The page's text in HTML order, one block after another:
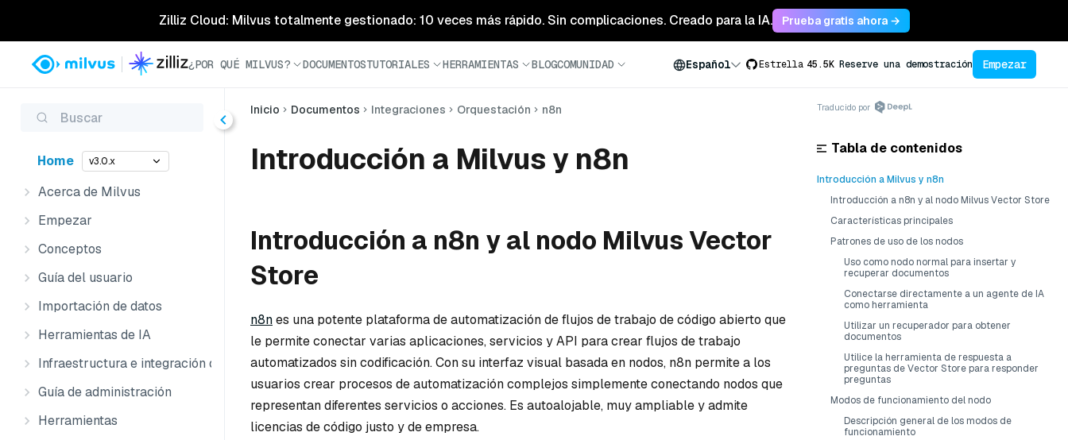
Zilliz Cloud: Milvus totalmente gestionado: 10 veces más rápido. Sin complicaciones. Creado para la IA. Prueba gratis ahora →
¿POR QUÉ MILVUS? DOCUMENTOSTUTORIALES HERRAMIENTAS BLOGCOMUNIDAD Español Estrella 45.5K Reserve una demostración Empezar
Buscar
Home v3.0.x
Acerca de Milvus
Empezar
Conceptos
Guía del usuario
Importación de datos
Herramientas de IA
Infraestructura e integración de datos
Guía de administración
Herramientas
Inicio Documentos Integraciones Orquestación n8n
Introducción a Milvus y n8n
Introducción a n8n y al nodo Milvus Vector
Store
n8nes una potente plataforma de automatización de flujos de trabajo de código abierto que
le permite conectar varias aplicaciones, servicios y API para crear flujos de trabajo
automatizados sin codificación. Con su interfaz visual basada en nodos, n8n permite a los
usuarios crear procesos de automatización complejos simplemente conectando nodos que
representan diferentes servicios o acciones. Es autoalojable, muy ampliable y admite
licencias de código justo y de empresa.
Traducido por
Tabla de contenidos
Introducción a Milvus y n8n
Introducción a n8n y al nodo Milvus Vector Store
Características principales
Patrones de uso de los nodos
Uso como nodo normal para insertar y
recuperar documentos
Conectarse directamente a un agente de IA
como herramienta
Utilizar un recuperador para obtener
documentos
Utilice la herramienta de respuesta a
preguntas de Vector Store para responder
preguntas
Modos de funcionamiento del nodo
Descripción general de los modos de
funcionamiento